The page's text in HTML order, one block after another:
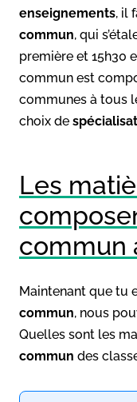
enseignements, il
commun, qui
première et 15h30
commun est
communes à tous
choix de
Les
commun
Maintenant que tu
commun, nous
Quelles sont les
commun des